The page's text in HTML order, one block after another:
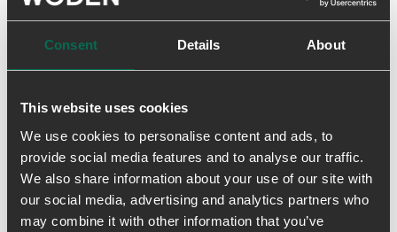
Consent Details About
This website uses cookies
We use cookies to personalise content and ads, to
provide social media features and to analyse our traffic.
We also share information about your use of our site with
our social media, advertising and analytics partners who
may combine it with other information that you’ve
Blødt PU-skum bruges til indersålen, som både er let og
WODEN airflow indersål for at sikre åndbarhed og giver en
ultrablød gangoplevelse hele dagen.
• Genanvendte tekstiler
• Formstøbt sål i EVA